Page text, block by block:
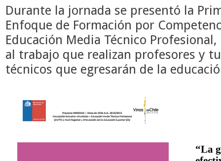
Durante la jornada se presentó la
Enfoque de Formación por
Educación Media Técnico
al trabajo que realizan profesores y
técnicos que egresarán de la
“La